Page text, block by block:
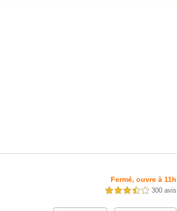
Fermé, ouvre à 11h
3,5 étoiles sur 5 300 avis